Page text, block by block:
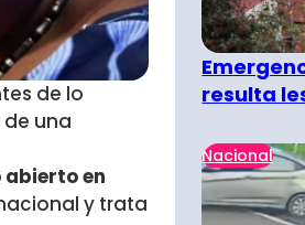
de lo
una
abierto en
y trata
resulta
Nacional